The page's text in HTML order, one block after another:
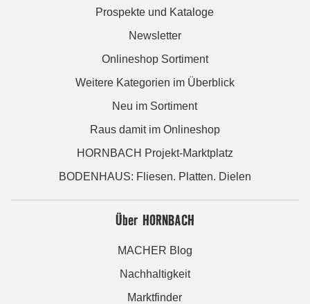
Prospekte und Kataloge
Newsletter
Onlineshop Sortiment
Weitere Kategorien im Überblick
Neu im Sortiment
Raus damit im Onlineshop
HORNBACH Projekt-Marktplatz
BODENHAUS: Fliesen. Platten. Dielen
Über HORNBACH
MACHER Blog
Nachhaltigkeit
Marktfinder